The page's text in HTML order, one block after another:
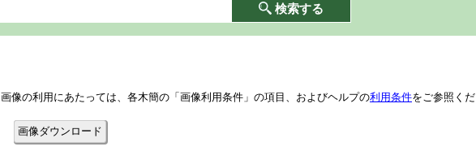
検索する
画像の利用にあたっては、各木簡の「画像利用条件」の項目、およびヘルプの利用条件をご参照く
画像ダウンロード